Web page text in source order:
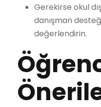
Gerekirse okul
danışman
değerlendirin.